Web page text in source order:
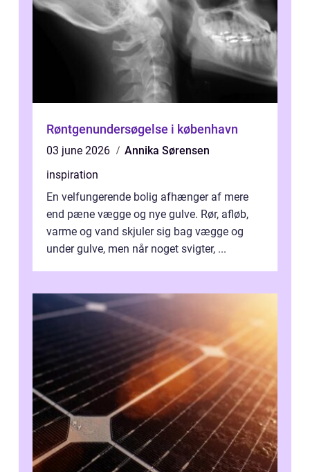
Røntgenundersøgelse i københavn
03 june 2026
Annika Sørensen
inspiration
En velfungerende bolig afhænger af mere
end pæne vægge og nye gulve. Rør, afløb,
varme og vand skjuler sig bag vægge og
under gulve, men når noget svigter, ...